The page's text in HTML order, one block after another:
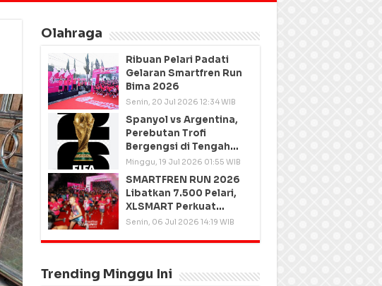
Olahraga
Ribuan Pelari Padati
Gelaran Smartfren Run
Bima 2026
Senin, 20 Jul 2026 12:34 WIB
Spanyol vs Argentina,
Perebutan Trofi
Bergengsi di Tengah
Semangat Persatuan
Minggu, 19 Jul 2026 01:55 WIB
SMARTFREN RUN 2026
Libatkan 7.500 Pelari,
XLSMART Perkuat
Kedekatan dengan
Senin, 06 Jul 2026 14:19 WIB
Trending Minggu Ini